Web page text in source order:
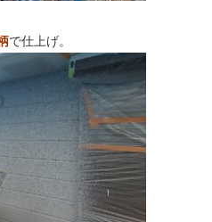
で仕上げ。